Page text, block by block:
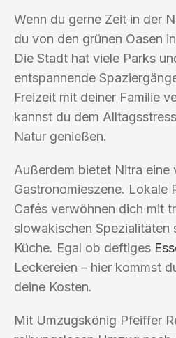
Wenn du gerne Zeit in der
du von den grünen Oasen
Die Stadt hat viele Parks
entspannende
Freizeit mit deiner Familie
kannst du dem
Natur genießen.
Außerdem bietet Nitra eine
Gastronomieszene. Lokale
Cafés verwöhnen dich mit
slowakischen Spezialitäten
Küche. Egal ob deftiges
Leckereien – hier kommst
deine Kosten.
Mit Umzugskönig Pfeiffer